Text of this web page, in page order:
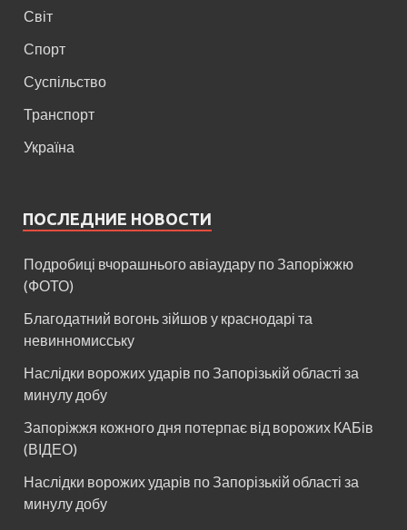
Світ
Спорт
Суспільство
Транспорт
Україна
ПОСЛЕДНИЕ НОВОСТИ
Подробиці вчорашнього авіаудару по Запоріжжю
(ФОТО)
Благодатний вогонь зійшов у краснодарі та
невинномисську
Наслідки ворожих ударів по Запорізькій області за
минулу добу
Запоріжжя кожного дня потерпає від ворожих КАБів
(ВІДЕО)
Наслідки ворожих ударів по Запорізькій області за
минулу добу